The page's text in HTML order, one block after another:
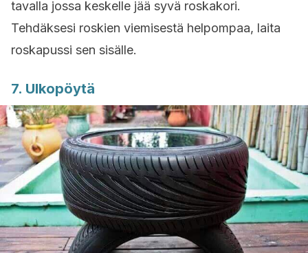
tavalla jossa keskelle jää syvä roskakori.
Tehdäksesi roskien viemisestä helpompaa, laita
roskapussi sen sisälle.
7. Ulkopöytä